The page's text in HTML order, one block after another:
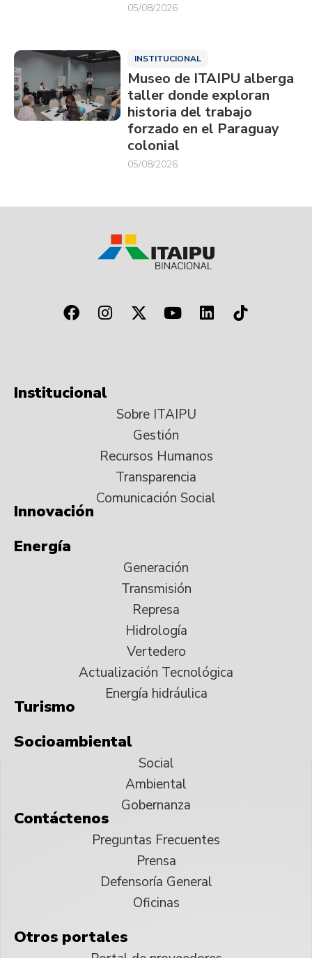
05/08/2026
INSTITUCIONAL
Museo de ITAIPU alberga
taller donde exploran
historia del trabajo
forzado en el Paraguay
colonial
05/08/2026
Institucional
Sobre ITAIPU
Gestión
Recursos Humanos
Transparencia
Comunicación Social
Innovación
Energía
Generación
Transmisión
Represa
Hidrología
Vertedero
Actualización Tecnológica
Energía hidráulica
Turismo
Socioambiental
Social
Ambiental
Gobernanza
Contáctenos
Preguntas Frecuentes
Prensa
Defensoría General
Oficinas
Otros portales